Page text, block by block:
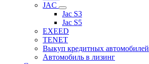
JAC
Jac S3
Jac S5
EXEED
TENET
Выкуп кредитных автомобилей
Автомобиль в лизинг